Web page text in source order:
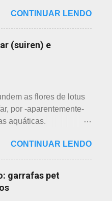
Ameixeira - Ume 梅 A
é a ameixeira.
dessas 3 flores,
ameixeira. O período
tem caule e as flores
dos ramos. Cada
tem apenas uma flor e
espaçoso. As pétalas
- Pessegueiro -
são mais
apresen...
- embora muitos
aos que
essa
A tecelã de nuvens Há
na terra do sol
o plantio. Sozinho
triste, pois a mãe,
havia falecido
nessa tarefa. Eis que
e, de repente,
rastejando no chão.
que a cobra deslizou
CONTINUAR LENDO
(suiren) e
as flores de lotus
por -aparentemente-
aquáticas.
entanto, existem
brota na água e
chão lodoso que,
dizemos brejo. Vou
bem objetiva,
CONTINUAR LENDO
garrafas pet